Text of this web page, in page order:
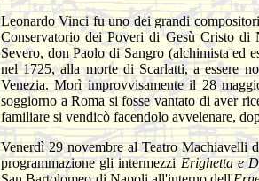
Leonardo Vinci fu uno dei grandi
Conservatorio dei Poveri di Gesù Cristo di
Severo, don Paolo di Sangro (alchimista ed
nel 1725, alla morte di Scarlatti, a essere
Venezia. Morì improvvisamente il 28
soggiorno a Roma si fosse vantato di aver
familiare si vendicò facendolo avvelenare,
Venerdì 29 novembre al Teatro Machiavelli
programmazione gli intermezziErighetta e